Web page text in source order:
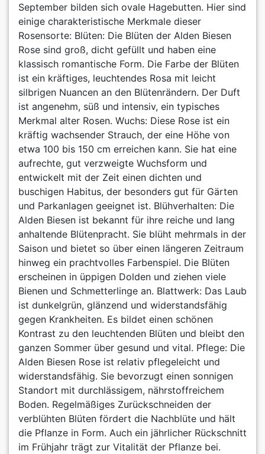
September bilden sich ovale Hagebutten. Hier sind
einige charakteristische Merkmale dieser
Rosensorte: Blüten: Die Blüten der Alden Biesen
Rose sind groß, dicht gefüllt und haben eine
klassisch romantische Form. Die Farbe der Blüten
ist ein kräftiges, leuchtendes Rosa mit leicht
silbrigen Nuancen an den Blütenrändern. Der Duft
ist angenehm, süß und intensiv, ein typisches
Merkmal alter Rosen. Wuchs: Diese Rose ist ein
kräftig wachsender Strauch, der eine Höhe von
etwa 100 bis 150 cm erreichen kann. Sie hat eine
aufrechte, gut verzweigte Wuchsform und
entwickelt mit der Zeit einen dichten und
buschigen Habitus, der besonders gut für Gärten
und Parkanlagen geeignet ist. Blühverhalten: Die
Alden Biesen ist bekannt für ihre reiche und lang
anhaltende Blütenpracht. Sie blüht mehrmals in der
Saison und bietet so über einen längeren Zeitraum
hinweg ein prachtvolles Farbenspiel. Die Blüten
erscheinen in üppigen Dolden und ziehen viele
Bienen und Schmetterlinge an. Blattwerk: Das Laub
ist dunkelgrün, glänzend und widerstandsfähig
gegen Krankheiten. Es bildet einen schönen
Kontrast zu den leuchtenden Blüten und bleibt den
ganzen Sommer über gesund und vital. Pflege: Die
Alden Biesen Rose ist relativ pflegeleicht und
widerstandsfähig. Sie bevorzugt einen sonnigen
Standort mit durchlässigem, nährstoffreichem
Boden. Regelmäßiges Zurückschneiden der
verblühten Blüten fördert die Nachblüte und hält
die Pflanze in Form. Auch ein jährlicher Rückschnitt
im Frühjahr trägt zur Vitalität der Pflanze bei.